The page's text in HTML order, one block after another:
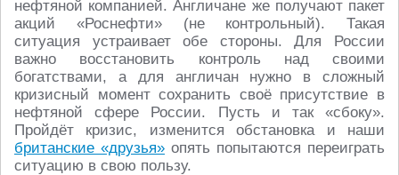
нефтяной компанией. Англичане же получают пакет
акций «Роснефти» (не контрольный). Такая
ситуация устраивает обе стороны. Для России
важно восстановить контроль над своими
богатствами, а для англичан нужно в сложный
кризисный момент сохранить своё присутствие в
нефтяной сфере России. Пусть и так «сбоку».
Пройдёт кризис, изменится обстановка и наши
британские «друзья» опять попытаются переиграть
ситуацию в свою пользу.